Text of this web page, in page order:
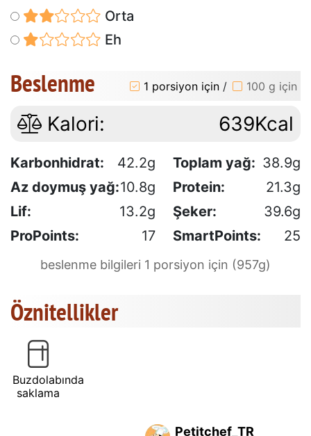
Orta
Eh
Beslenme 1 porsiyon için / 100 g için
Kalori: 639Kcal
Karbonhidrat: 42.2g Toplam yağ: 38.9g
Az doymuş yağ:10.8g Protein:
21.3g
Lif:
13.2g Şeker:
39.6g
ProPoints:
17 SmartPoints: 25
beslenme bilgileri 1 porsiyon için (957g)
Öznitellikler
Buzdolabında
saklama
Petitchef_TR